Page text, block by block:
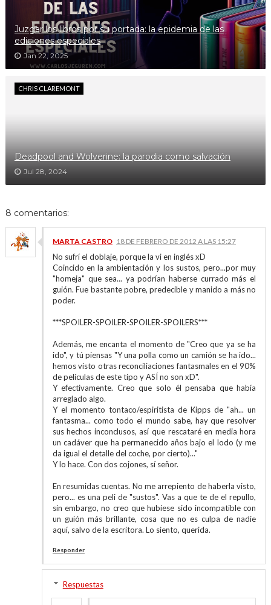
Juzgar los libros por su portada: la epidemia de las
ediciones especiales
Jan 22, 2025
CHRIS CLAREMONT
Deadpool and Wolverine: la parodia como salvación
Jul 28, 2024
8 comentarios:
MARTA CASTRO 18 DE FEBRERO DE 2012 A LAS 15:27
No sufrí el doblaje, porque la vi en inglés xD
Coincido en la ambientación y los sustos, pero...por muy
"homeja" que sea... ya podrían haberse currado más el
guión. Fue bastante pobre, predecible y manido a más no
poder.
***SPOILER-SPOILER-SPOILER-SPOILERS***
Además, me encanta el momento de "Creo que ya se ha
ido", y tú piensas "Y una polla como un camión se ha ido...
hemos visto otras reconciliaciones fantasmales en el 90%
de películas de este tipo y ASÍ no son xD".
Y efectivamente. Creo que solo él pensaba que había
arreglado algo.
Y el momento tontaco/espiritista de Kipps de "ah... un
fantasma... como todo el mundo sabe, hay que resolver
sus hechos inconclusos, así que rescataré en media hora
un cadáver que ha permanecido años bajo el lodo (y me
da igual el detalle del coche, por cierto)..."
Y lo hace. Con dos cojones, sí señor.
En resumidas cuentas. No me arrepiento de haberla visto,
pero... es una peli de "sustos". Vas a que te de el repullo,
sin embargo, no creo que hubiese sido incompatible con
un guión más brillante, cosa que no es culpa de nadie
aquí, salvo de la escritora. Lo siento, querida.
Responder
Respuestas